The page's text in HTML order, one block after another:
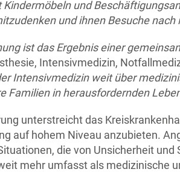
Kindermöbeln und
und ihnen Besuche
ist das Ergebnis einer
Intensivmedizin,
Intensivmedizin weit über
Familien in herausfordernden
unterstreicht das
auf hohem Niveau anzubieten.
die von Unsicherheit
mehr umfasst als medizinische